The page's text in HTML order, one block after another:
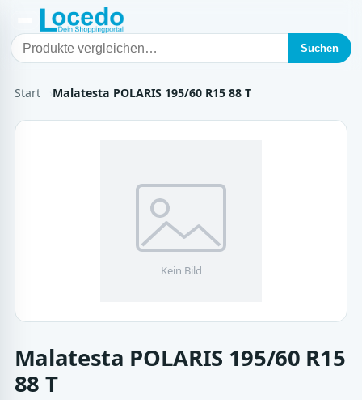
Suchen
Start Malatesta POLARIS 195/60 R15 88 T
Malatesta POLARIS 195/60 R15
88 T